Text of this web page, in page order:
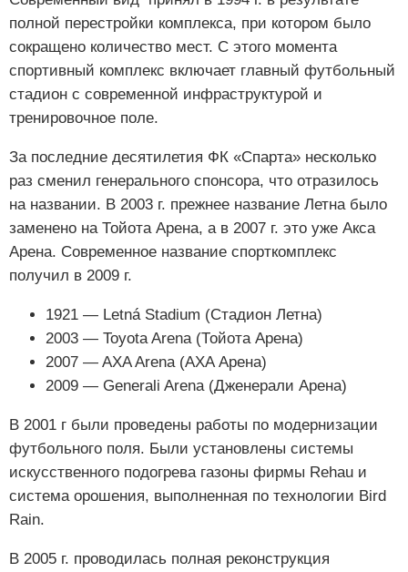
полной перестройки комплекса, при котором было
сокращено количество мест. С этого момента
спортивный комплекс включает главный футбольный
стадион с современной инфраструктурой и
тренировочное поле.
За последние десятилетия ФК «Спарта» несколько
раз сменил генерального спонсора, что отразилось
на названии. В 2003 г. прежнее название Летна было
заменено на Тойота Арена, а в 2007 г. это уже Акса
Арена. Современное название спорткомплекс
получил в 2009 г.
1921 — Letná Stadium (Стадион Летна)
2003 — Toyota Arena (Тойота Арена)
2007 — AXA Arena (AXA Арена)
2009 — Generali Arena (Дженерали Арена)
В 2001 г были проведены работы по модернизации
футбольного поля. Были установлены системы
искусственного подогрева газоны фирмы Rehau и
система орошения, выполненная по технологии Bird
Rain.
В 2005 г. проводилась полная реконструкция